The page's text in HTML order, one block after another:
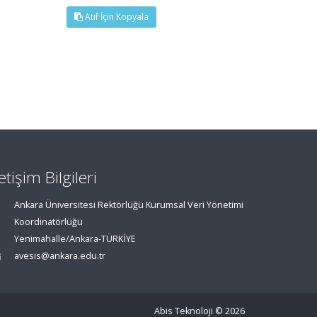
Atıf İçin Kopyala
Bilgileri
Ankara Üniversitesi Rektörlüğü Kurumsal Veri Yönetimi
Koordinatörlüğü
Yenimahalle/Ankara-TÜRKİYE
avesis@ankara.edu.tr
Abis Teknoloji © 2026